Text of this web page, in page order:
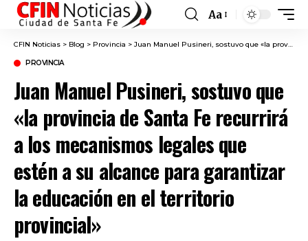
Font
Resizer
Aa
CFIN Noticias > Blog > Provincia > Juan Manuel Pusineri, sostuvo que «la provincia de Santa Fe recurrirá a los mecanismos legales que estén a su alcance para garantizar la educación en el territorio provincial»
PROVINCIA
Juan Manuel Pusineri, sostuvo que
«la provincia de Santa Fe recurrirá
a los mecanismos legales que
estén a su alcance para garantizar
la educación en el territorio
provincial»